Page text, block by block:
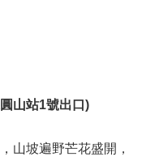
山站1號出口)
坡遍野芒花盛開，